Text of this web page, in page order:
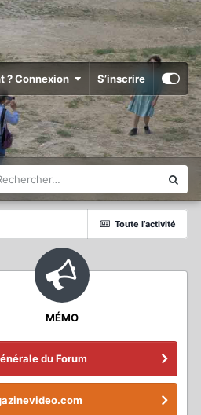
? Connexion S’inscrire
Toute l’activité
MÉMO
du Forum